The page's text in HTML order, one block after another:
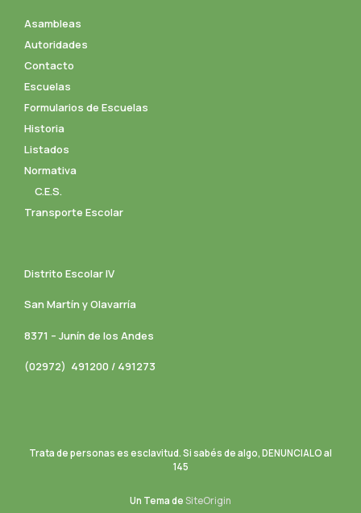
Asambleas
Autoridades
Contacto
Escuelas
Formularios de Escuelas
Historia
Listados
Normativa
C.E.S.
Transporte Escolar
Distrito Escolar IV
San Martín y Olavarría
8371 – Junín de los Andes
(02972) 491200 / 491273
Trata de personas es esclavitud. Si sabés de algo, DENUNCIALO al
145
Un Tema de SiteOrigin